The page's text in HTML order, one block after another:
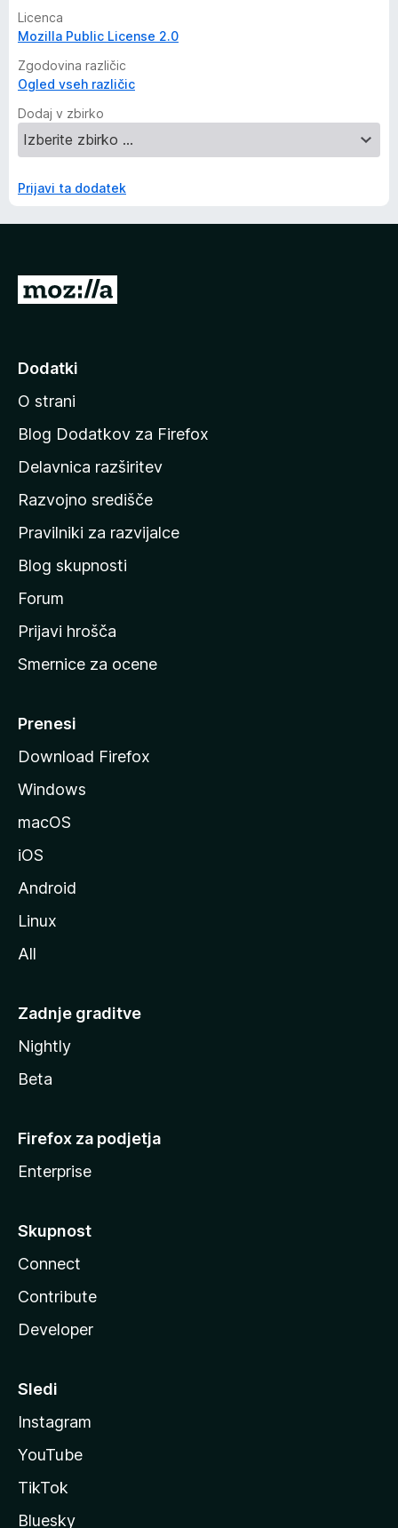
Licenca
Mozilla Public License 2.0
Zgodovina različic
Ogled vseh različic
Dodaj v zbirko
Prijavi ta dodatek
P
d
n
a
o
m
a
o
s
t
a
M
z
i
e
Dodatki
O strani
Blog Dodatkov za Firefox
Delavnica razširitev
Razvojno središče
Pravilniki za razvijalce
Blog skupnosti
Forum
Prijavi hrošča
Smernice za ocene
Prenesi
Download Firefox
Windows
macOS
iOS
Android
Linux
All
Zadnje graditve
Nightly
Beta
Firefox za podjetja
Enterprise
Skupnost
Connect
Contribute
Developer
Sledi
Instagram
YouTube
TikTok
Bluesky